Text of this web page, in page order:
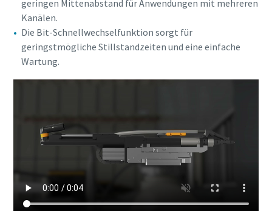
geringen Mittenabstand für Anwendungen mit mehreren
Kanälen.
Die Bit-Schnellwechselfunktion sorgt für
geringstmögliche Stillstandzeiten und eine einfache
Wartung.